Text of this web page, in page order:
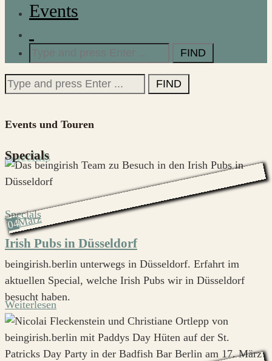
Events
for:
Search
for:
Events und Touren
Specials
04März
Specials
Irish Pubs in Düsseldorf
beingirish.berlin unterwegs in Düsseldorf. Erfahrt im
aktuellen Special, welche Irish Pubs wir in Düsseldorf
besucht haben.
Weiterlesen